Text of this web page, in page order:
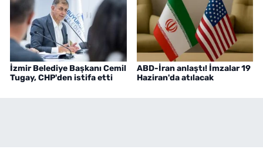
İzmir Belediye Başkanı Cemil
Tugay, CHP'den istifa etti
ABD-İran anlaştı! İmzalar 19
Haziran'da atılacak